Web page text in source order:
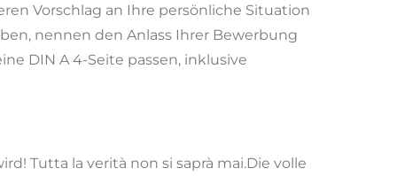
Vorschlag an Ihre persönliche Situation
nennen den Anlass Ihrer Bewerbung
DIN A 4-Seite passen, inklusive
Tutta la verità non si saprà mai.Die volle